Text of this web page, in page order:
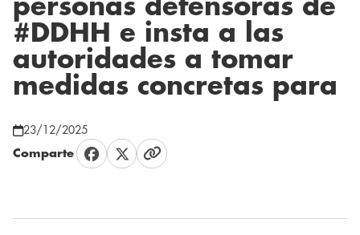
personas defensoras de
#DDHH e insta a las
autoridades a tomar
medidas concretas para
23/12/2025
Comparte